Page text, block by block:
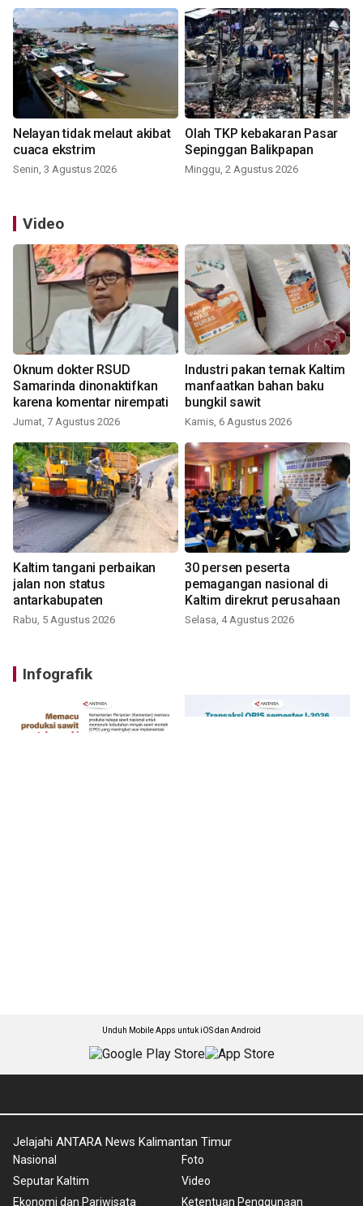
Nelayan tidak melaut akibat
cuaca ekstrim
Senin, 3 Agustus 2026
Olah TKP kebakaran Pasar
Sepinggan Balikpapan
Minggu, 2 Agustus 2026
Video
Oknum dokter RSUD
Samarinda dinonaktifkan
karena komentar nirempati
Jumat, 7 Agustus 2026
Industri pakan ternak Kaltim
manfaatkan bahan baku
bungkil sawit
Kamis, 6 Agustus 2026
Kaltim tangani perbaikan
jalan non status
antarkabupaten
Rabu, 5 Agustus 2026
30 persen peserta
pemagangan nasional di
Kaltim direkrut perusahaan
Selasa, 4 Agustus 2026
Infografik
Unduh Mobile Apps untuk iOS dan Android
Jelajahi ANTARA News Kalimantan Timur
Nasional
Seputar Kaltim
Ekonomi dan Pariwisata
Foto
Video
Ketentuan Penggunaan